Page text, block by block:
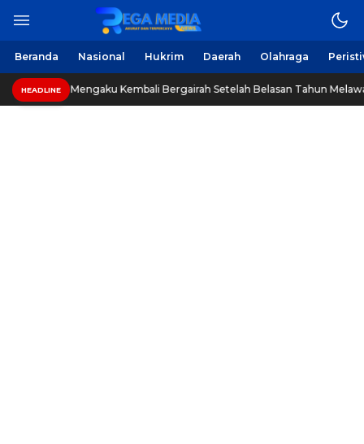
Regamedianews.com
Berita Harian Online
Beranda Nasional Hukrim Daerah Olahraga
HEADLINE
Pria Ini Mengaku Kembali Bergairah Setelah Belasan Tahun Melawan